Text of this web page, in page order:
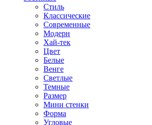
Стиль
Классические
Современные
Модерн
Хай-тек
Цвет
Белые
Венге
Светлые
Темные
Размер
Мини стенки
Форма
Угловые